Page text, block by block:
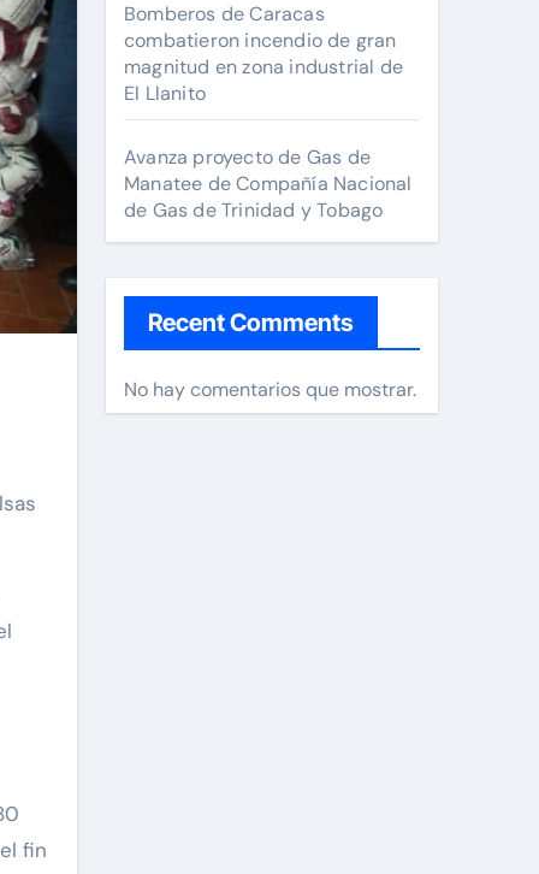
fin
Bomberos de Caracas
combatieron incendio de gran
magnitud en zona industrial de
El Llanito
Avanza proyecto de Gas de
Manatee de Compañía Nacional
de Gas de Trinidad y Tobago
Recent Comments
No hay comentarios que mostrar.